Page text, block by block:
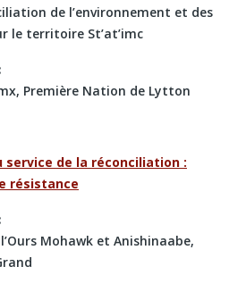
de l’environnement et des
le territoire St’at’imc
Première Nation de Lytton
service de la réconciliation :
résistance
Mohawk et Anishinaabe,